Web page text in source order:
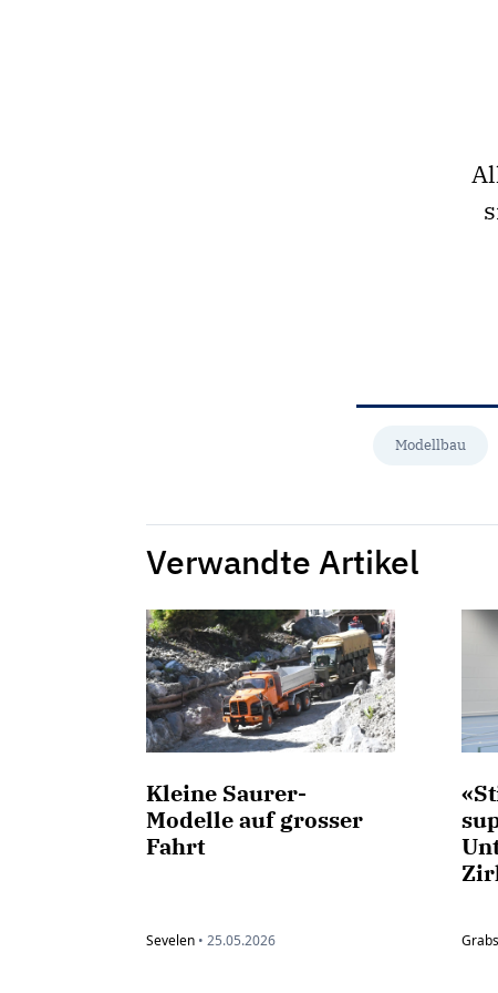
Modellbau
Verwandte Artikel
Kleine Saurer-
Modelle auf grosser
Fahrt
Sevelen • 25.05.2026 Grabs